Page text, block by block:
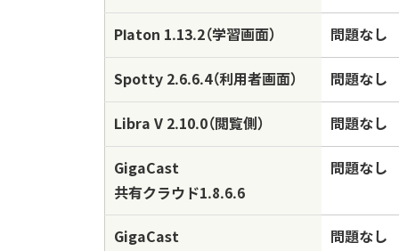
Platon 1.13.2（学習画面） 問題なし
Spotty 2.6.6.4（利用者画面） 問題なし
Libra V 2.10.0（閲覧側） 問題なし
GigaCast
共有クラウド1.8.6.6
問題なし
GigaCast
問題なし